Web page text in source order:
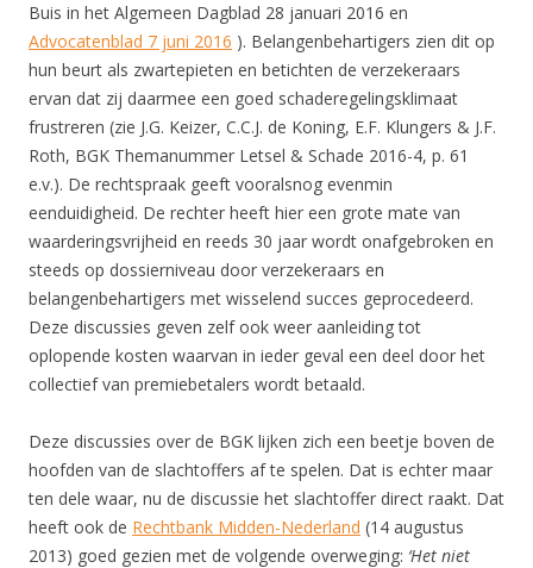
Buis in het Algemeen Dagblad 28 januari 2016 en
Advocatenblad 7 juni 2016 ). Belangenbehartigers zien dit op
hun beurt als zwartepieten en betichten de verzekeraars
ervan dat zij daarmee een goed schaderegelingsklimaat
frustreren (zie J.G. Keizer, C.C.J. de Koning, E.F. Klungers & J.F.
Roth, BGK Themanummer Letsel & Schade 2016-4, p. 61
e.v.). De rechtspraak geeft vooralsnog evenmin
eenduidigheid. De rechter heeft hier een grote mate van
waarderingsvrijheid en reeds 30 jaar wordt onafgebroken en
steeds op dossierniveau door verzekeraars en
belangenbehartigers met wisselend succes geprocedeerd.
Deze discussies geven zelf ook weer aanleiding tot
oplopende kosten waarvan in ieder geval een deel door het
collectief van premiebetalers wordt betaald.
Deze discussies over de BGK lijken zich een beetje boven de
hoofden van de slachtoffers af te spelen. Dat is echter maar
ten dele waar, nu de discussie het slachtoffer direct raakt. Dat
heeft ook de Rechtbank Midden-Nederland (14 augustus
2013) goed gezien met de volgende overweging: ‘Het niet